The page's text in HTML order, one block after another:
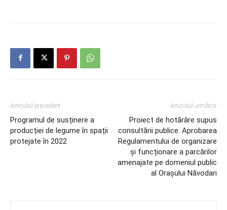
Articolul precedent
Programul de susținere a
producției de legume în spații
protejate în 2022
Articolul următor
Proiect de hotărâre supus
consultării publice. Aprobarea
Regulamentului de organizare
și funcționare a parcărilor
amenajate pe domeniul public
al Orașului Năvodari